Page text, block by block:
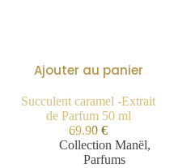
Ajouter au panier
Succulent caramel -Extrait
de Parfum 50 ml
69.90€
Collection Manël,
Parfums